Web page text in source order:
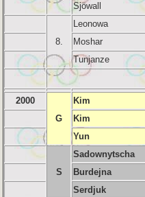
Sjöwall
8.
Leonowa
Moshar
Tunjanze
2000
G
Kim
Kim
Yun
S
Sadownytscha
Burdejna
Serdjuk